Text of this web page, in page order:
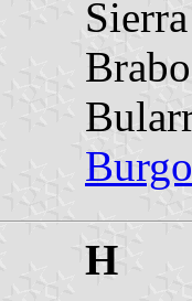
Sierra
H